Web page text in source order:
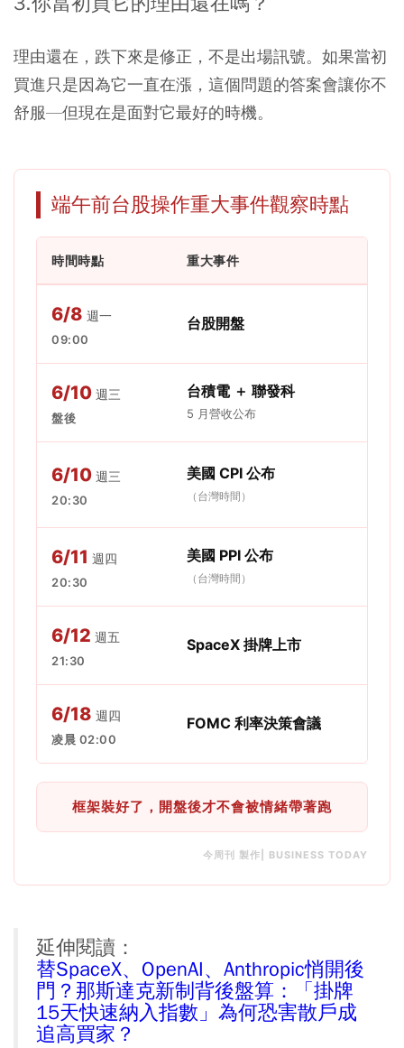
理由還在，跌下來是修正，不是出場訊號。如果當初
買進只是因為它一直在漲，這個問題的答案會讓你不
舒服—但現在是面對它最好的時機。
端午前台股操作重大事件觀察時點
時間時點 重大事件
6/8 週一
09:00
台股開盤
6/10 週三
盤後
台積電 ＋ 聯發科
5 月營收公布
6/10 週三
20:30
美國 CPI 公布
（台灣時間）
6/11 週四
20:30
美國 PPI 公布
（台灣時間）
6/12 週五
21:30
SpaceX 掛牌上市
6/18 週四
凌晨 02:00
FOMC 利率決策會議
框架裝好了，開盤後才不會被情緒帶著跑
今周刊 製作| BUSINESS TODAY
延伸閱讀：
替SpaceX、OpenAI、Anthropic悄開後
門？那斯達克新制背後盤算：「掛牌
15天快速納入指數」為何恐害散戶成
追高買家？